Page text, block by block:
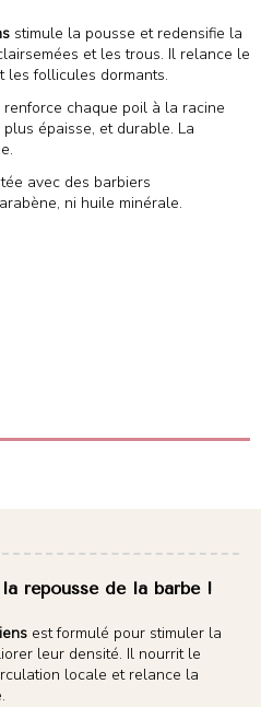
stimule la pousse et redensifie la
et les trous. Il relance le
les follicules dormants.
chaque poil à la racine
épaisse, et durable. La
avec des barbiers
ni huile minérale.
repousse de la barbe !
est formulé pour stimuler la
leur densité. Il nourrit le
locale et relance la